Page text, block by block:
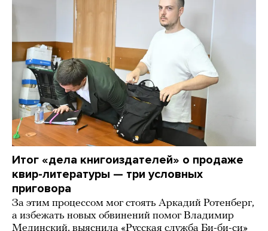
Итог «дела книгоиздателей» о продаже
квир-литературы — три условных
приговора
За этим процессом мог стоять Аркадий Ротенберг,
а избежать новых обвинений помог Владимир
Мединский, выяснила «Русская служба Би-би-си»